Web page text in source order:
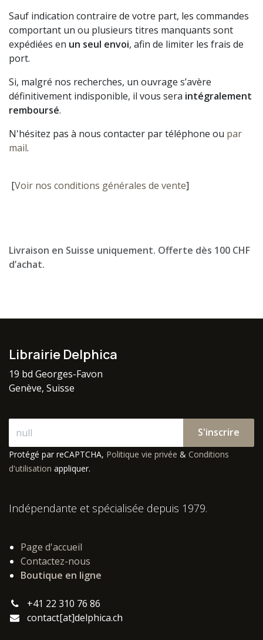
Sauf indication contraire de votre part, les commandes
comportant un ou plusieurs titres manquants sont
expédiées en un seul envoi, afin de limiter les frais de
port.
Si, malgré nos recherches, un ouvrage s’avère
définitivement indisponible, il vous sera intégralement
remboursé.
N'hésitez pas à nous contacter par téléphone ou par
mail.
[Voir nos conditions générales de vente]
Livraison en Suisse uniquement. Offerte dès 100 CHF
d’achat.
Librairie Delphica
19 bd Georges-Favon
Genève, Suisse
S'inscrire
Protégé par reCAPTCHA, Politique vie privée & Conditions
d'utilisation appliquer.
Indépendante et spécialisée depuis 1979.
Page d'accueil
Contactez-nous
Boutique en ligne
+41 22 310 76 86
contact[at]delphica.ch